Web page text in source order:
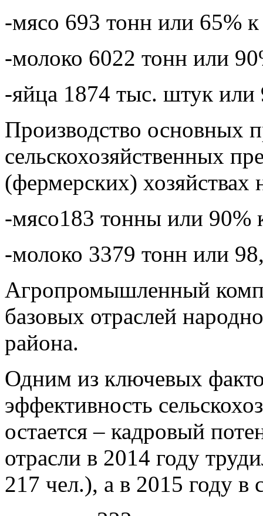
-мясо 693 тонн или 65%
-молоко 6022 тонн или
-яйца 1874 тыс. штук
Производство основных
сельскохозяйственных
(фермерских) хозяйствах
-мясо183 тонны или 90%
-молоко 3379 тонн или
Агропромышленный
базовых отраслей
района.
Одним из ключевых
эффективность
остается – кадровый
отрасли в 2014 году
217 чел.), а в 2015 году в